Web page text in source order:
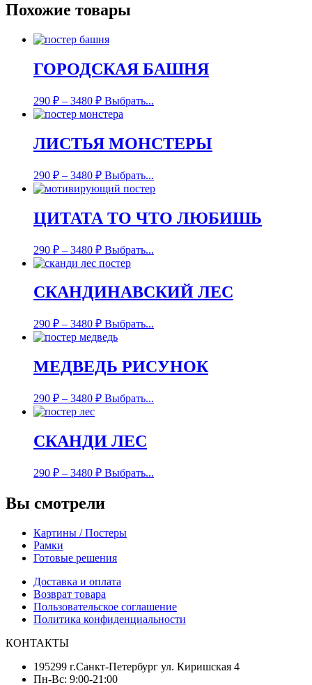
Похожие товары
ГОРОДСКАЯ БАШНЯ
290 ₽ – 3480 ₽ Выбрать...
ЛИСТЬЯ МОНСТЕРЫ
290 ₽ – 3480 ₽ Выбрать...
ЦИТАТА ТО ЧТО ЛЮБИШЬ
290 ₽ – 3480 ₽ Выбрать...
СКАНДИНАВСКИЙ ЛЕС
290 ₽ – 3480 ₽ Выбрать...
МЕДВЕДЬ РИСУНОК
290 ₽ – 3480 ₽ Выбрать...
СКАНДИ ЛЕС
290 ₽ – 3480 ₽ Выбрать...
Вы смотрели
Картины / Постеры
Рамки
Готовые решения
Доставка и оплата
Возврат товара
Пользовательское соглашение
Политика конфиденциальности
КОНТАКТЫ
195299 г.Санкт-Петербург ул. Киришская 4
Пн-Вс: 9:00-21:00